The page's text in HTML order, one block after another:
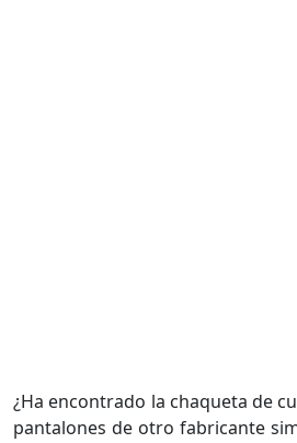
¿Ha encontrado la chaqueta de
pantalones de otro fabricante